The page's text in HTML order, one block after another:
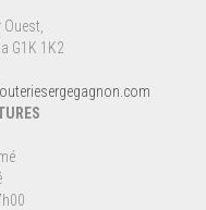
G1K 1K2